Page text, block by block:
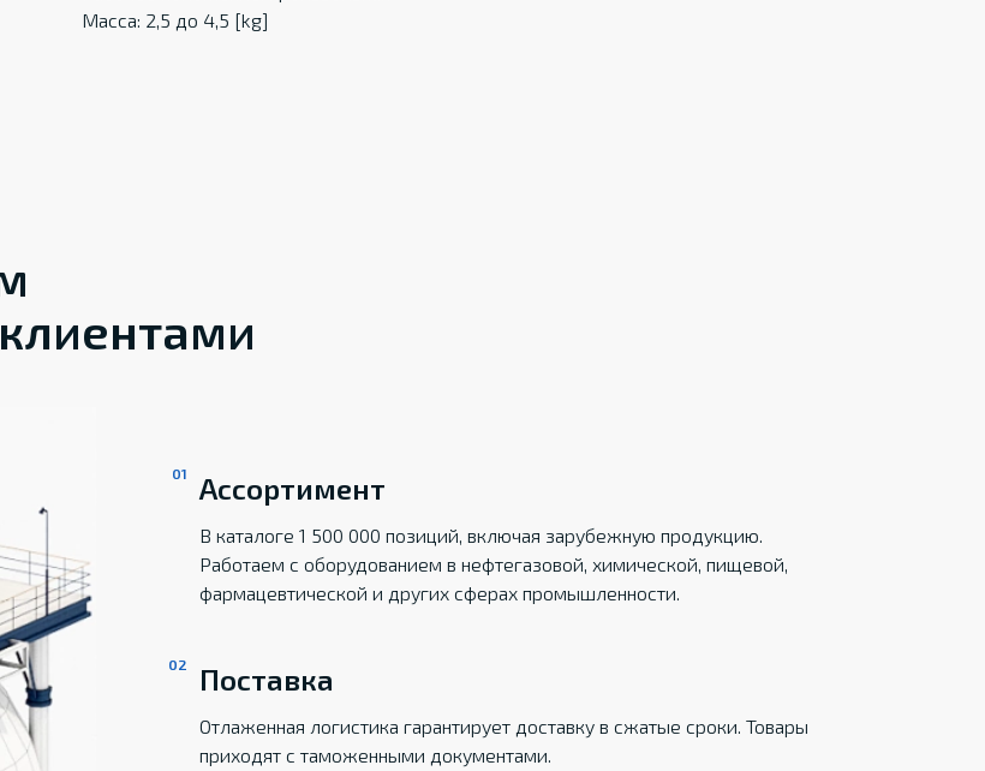
Масса: 2,5 до 4,5 [kg]
Ассортимент
В каталоге 1 500 000 позиций, включая зарубежную продукцию.
Работаем с оборудованием в нефтегазовой, химической, пищевой,
фармацевтической и других сферах промышленности.
Поставка
Отлаженная логистика гарантирует доставку в сжатые сроки. Товары
приходят с таможенными документами.